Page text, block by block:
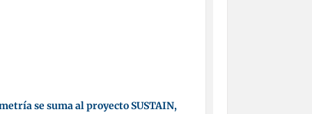
se suma al proyecto SUSTAIN,